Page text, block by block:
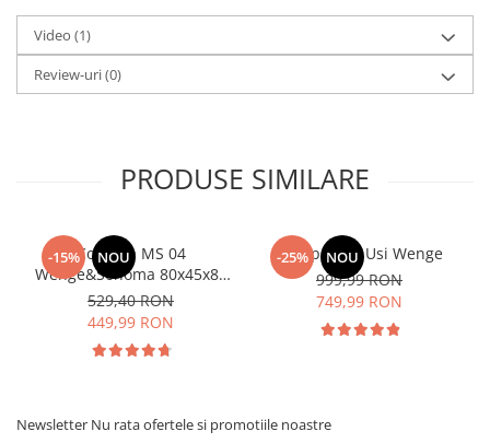
Video (1)
Review-uri(0)
PRODUSE SIMILARE
-15% NOU
Comoda MS 04
Wenge&Sonoma 80x45x85
cm
529,40 RON
449,99 RON
-25% NOU
Dulap Rio 3 Usi Wenge
999,99 RON
749,99 RON
Newsletter Nu rata ofertele si promotiile noastre